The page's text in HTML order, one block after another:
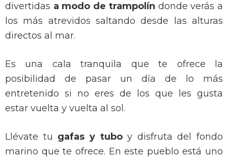
divertidas a modo de trampolín donde verás a
los más atrevidos saltando desde las alturas
directos al mar.
Es una cala tranquila que te ofrece la
posibilidad de pasar un día de lo más
entretenido si no eres de los que les gusta
estar vuelta y vuelta al sol.
Llévate tu gafas y tuboy disfruta del fondo
marino que te ofrece. En este pueblo está uno